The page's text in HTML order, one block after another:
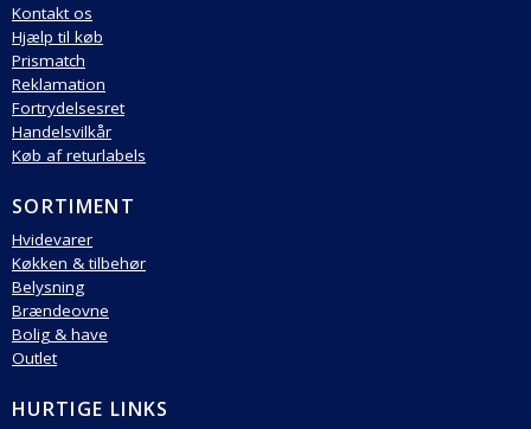
Kontakt os
Hjælp til køb
Prismatch
Reklamation
Fortrydelsesret
Handelsvilkår
Køb af returlabels
SORTIMENT
Hvidevarer
Køkken & tilbehør
Belysning
Brændeovne
Bolig & have
Outlet
HURTIGE LINKS